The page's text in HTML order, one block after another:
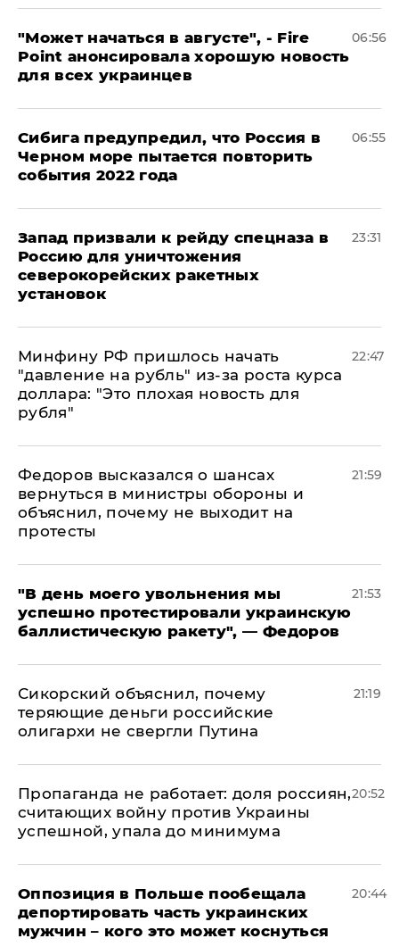
"Может начаться в августе", - Fire
Point анонсировала хорошую новость
для всех украинцев
06:56
Сибига предупредил, что Россия в
Черном море пытается повторить
события 2022 года
06:55
Запад призвали к рейду спецназа в
Россию для уничтожения
северокорейских ракетных
установок
23:31
Минфину РФ пришлось начать
"давление на рубль" из-за роста курса
доллара: "Это плохая новость для
рубля"
22:47
Федоров высказался о шансах
вернуться в министры обороны и
объяснил, почему не выходит на
протесты
21:59
​"В день моего увольнения мы
успешно протестировали украинскую
баллистическую ракету", — Федоров
21:53
Сикорский объяснил, почему
теряющие деньги российские
олигархи не свергли Путина
21:19
​Пропаганда не работает: доля россиян,
считающих войну против Украины
успешной, упала до минимума
20:52
Оппозиция в Польше пообещала
депортировать часть украинских
мужчин – кого это может коснуться
20:44